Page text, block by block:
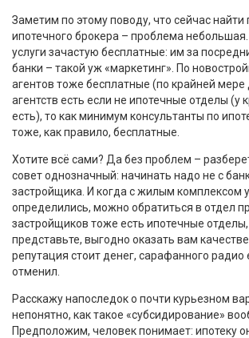
Заметим по этому поводу, что сейчас найти
ипотечного брокера – проблема
услуги зачастую бесплатные: им за
банки – такой уж «маркетинг». По
агентов тоже бесплатные (по крайней
агентств есть если не ипотечные отделы (у
есть), то как минимум консультанты по
тоже, как правило, бесплатные.
Хотите всё сами? Да без проблем –
совет однозначный: начинать надо не с
застройщика. И когда с жилым комплексом
определились, можно обратиться в отдел
застройщиков тоже есть ипотечные
представьте, выгодно оказать вам
репутация стоит денег, сарафанного радио
отменил.
Расскажу напоследок о почти курьезном
непонятно, как такое «субсидирование»
Предположим, человек понимает: ипотеку